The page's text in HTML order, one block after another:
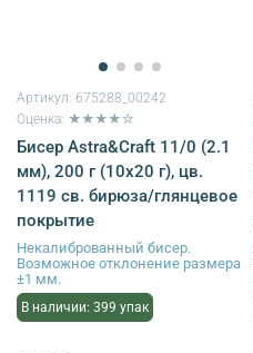
Артикул: 675288_00242
Оценка: ★★★★☆
Бисер Astra&Craft 11/0 (2.1
мм), 200 г (10х20 г), цв.
1119 св. бирюза/глянцевое
покрытие
Некалиброванный бисер.
Возможное отклонение размера
±1 мм.
В наличии: 399 упак